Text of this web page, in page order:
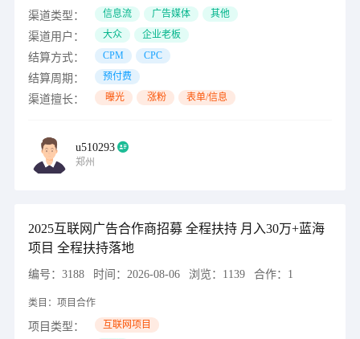
渠道类型： 信息流 广告媒体 其他
渠道用户： 大众 企业老板
结算方式： CPM CPC
结算周期： 预付费
渠道擅长： 曝光 涨粉 表单/信息
u510293
郑州
2025互联网广告合作商招募 全程扶持 月入30万+蓝海
项目 全程扶持落地
编号： 3188 时间： 2026-08-06 浏览： 1139 合作： 1
类目： 项目合作
项目类型： 互联网项目